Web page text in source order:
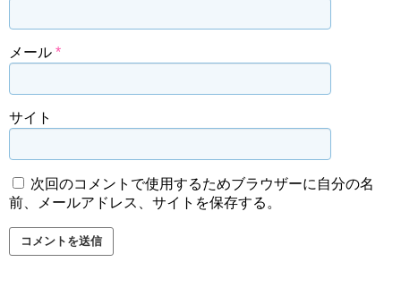
メール *
サイト
次回のコメントで使用するためブラウザーに自分の名
前、メールアドレス、サイトを保存する。